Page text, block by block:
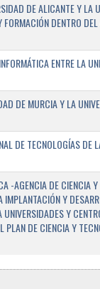
DE ALICANTE Y LA
DENTRO
ENTRE LA
DE MURCIA Y LA
DE TECNOLOGÍAS DE
-AGENCIA DE CIENCIA
Y
Y
DE CIENCIA Y